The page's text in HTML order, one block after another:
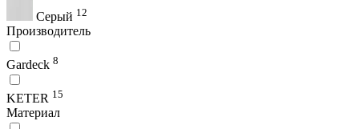
Серый 12
Производитель
Gardeck 8
KETER 15
Материал